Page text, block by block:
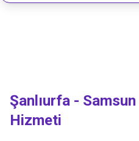
Şanlıurfa - Samsun
Hizmeti